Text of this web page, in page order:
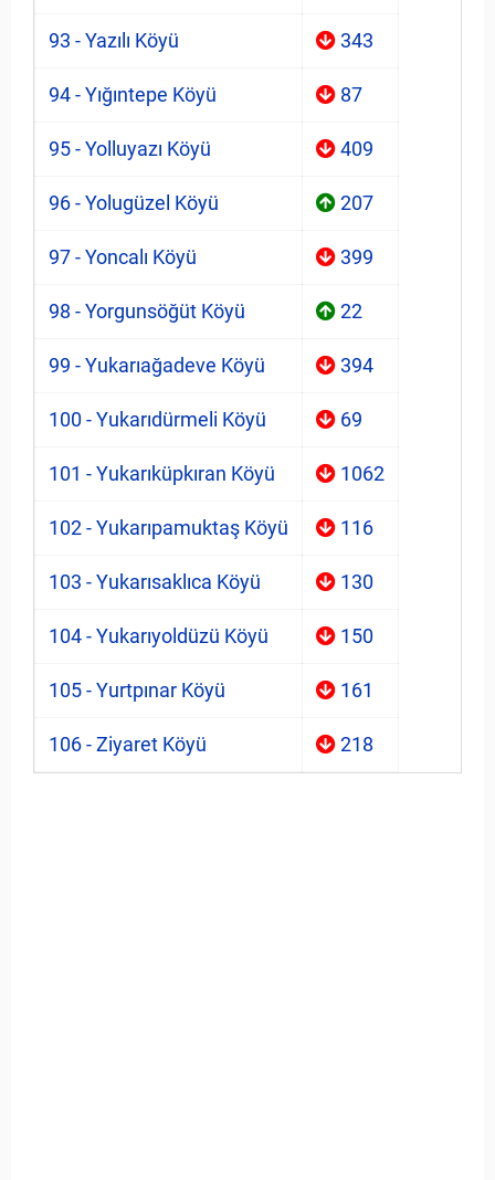
93 - Yazılı Köyü 343
94 - Yığıntepe Köyü 87
95 - Yolluyazı Köyü 409
96 - Yolugüzel Köyü 207
97 - Yoncalı Köyü 399
98 - Yorgunsöğüt Köyü 22
99 - Yukarıağadeve Köyü 394
100 - Yukarıdürmeli Köyü 69
101 - Yukarıküpkıran Köyü 1062
102 - Yukarıpamuktaş Köyü 116
103 - Yukarısaklıca Köyü 130
104 - Yukarıyoldüzü Köyü 150
105 - Yurtpınar Köyü 161
106 - Ziyaret Köyü 218